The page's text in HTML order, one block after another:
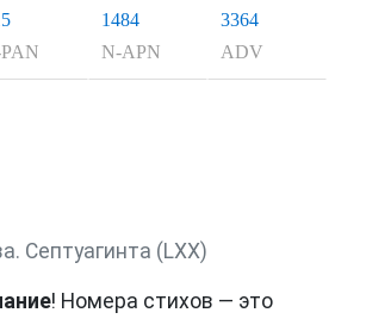
1484
N-APN
3364
ADV
Септуагинта (LXX)
! Номера стихов — это